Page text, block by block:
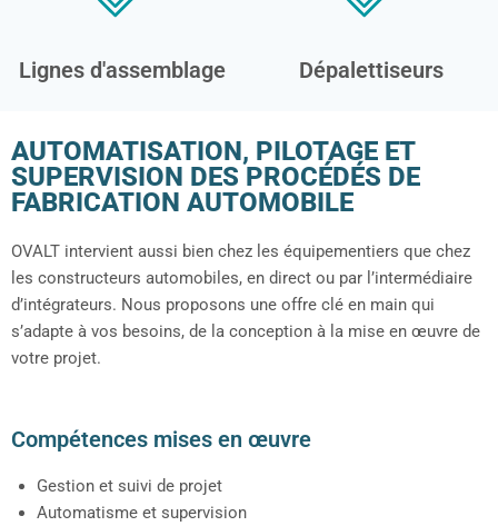
Lignes d'assemblage Dépalettiseurs
AUTOMATISATION, PILOTAGE ET
SUPERVISION DES PROCÉDÉS DE
FABRICATION AUTOMOBILE
OVALT intervient aussi bien chez les équipementiers que chez
les constructeurs automobiles, en direct ou par l’intermédiaire
d’intégrateurs. Nous proposons une offre clé en main qui
s’adapte à vos besoins, de la conception à la mise en œuvre de
votre projet.
Compétences mises en œuvre
Gestion et suivi de projet
Automatisme et supervision